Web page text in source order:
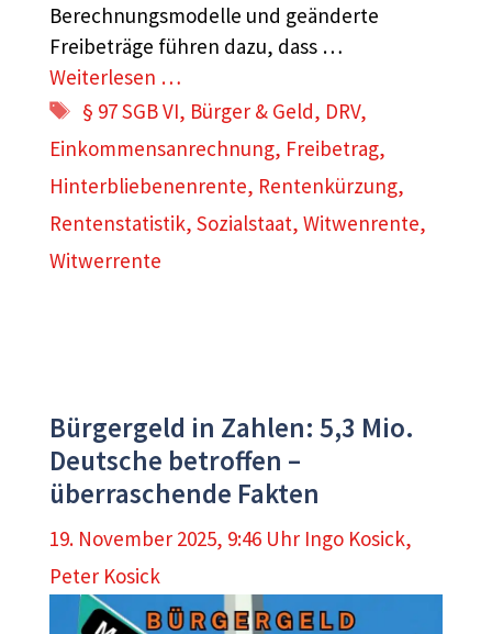
Berechnungsmodelle und geänderte
Freibeträge führen dazu, dass …
Weiterlesen …
Schlagwörter
§ 97 SGB VI, Bürger & Geld, DRV,
Einkommensanrechnung, Freibetrag,
Hinterbliebenenrente, Rentenkürzung,
Rentenstatistik, Sozialstaat, Witwenrente,
Witwerrente
Bürgergeld in Zahlen: 5,3 Mio.
Deutsche betroffen –
überraschende Fakten
19. November 2025, 9:46 Uhr Ingo Kosick,
Peter Kosick